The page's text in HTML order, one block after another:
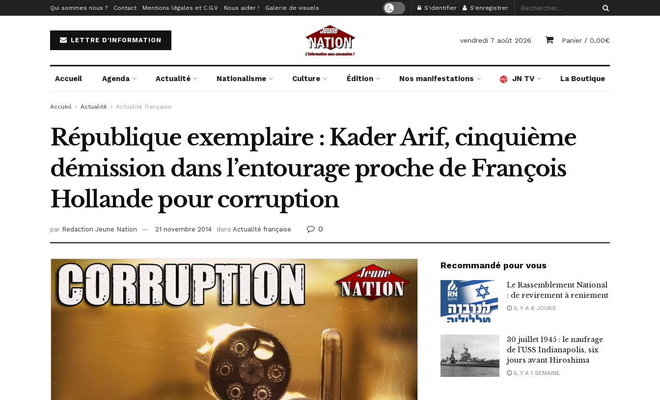
Qui sommes nous ? Contact Mentions légales et C.G.V Nous aider ! Galerie de visuels S'identifier S'enregistrer
LETTRE D'INFORMATION vendredi 7 août 2026 Panier / 0,00€
Accueil Agenda Actualité Nationalisme Culture Édition Nos manifestations JN TV La Boutique
Accueil Actualité Actualité française
République exemplaire : Kader Arif, cinquième
démission dans l’entourage proche de François
Hollande pour corruption
par Redaction Jeune Nation 21 novembre 2014 dans Actualité française 0
Recommandé pour vous
Le Rassemblement National
: de revirement à reniement
IL Y A 4 JOURS
30 juillet 1945 : le naufrage
de l’USS Indianapolis, six
jours avant Hiroshima
IL Y A 1 SEMAINE